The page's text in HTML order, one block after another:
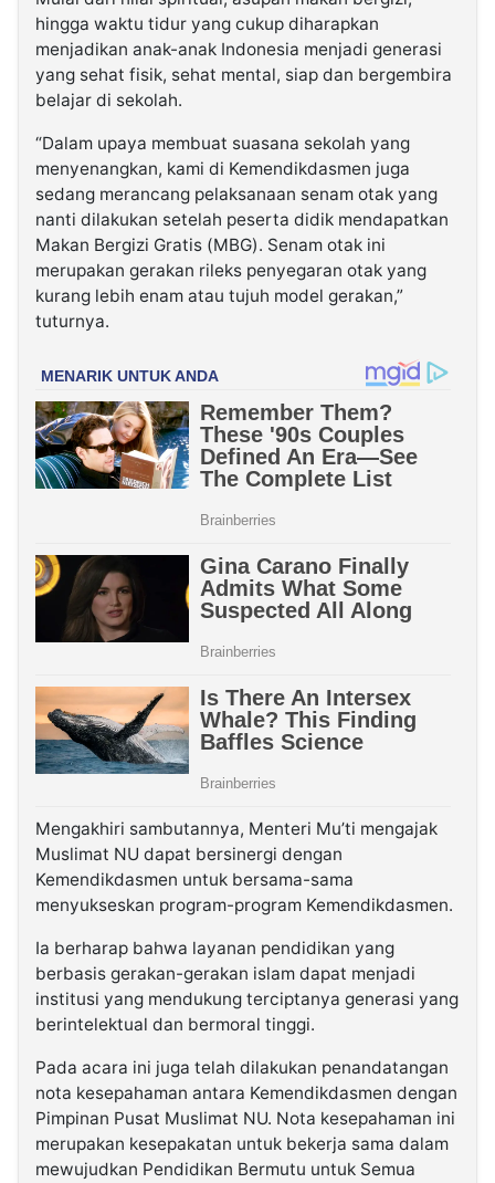
hingga waktu tidur yang cukup diharapkan
menjadikan anak-anak Indonesia menjadi generasi
yang sehat fisik, sehat mental, siap dan bergembira
belajar di sekolah.
“Dalam upaya membuat suasana sekolah yang
menyenangkan, kami di Kemendikdasmen juga
sedang merancang pelaksanaan senam otak yang
nanti dilakukan setelah peserta didik mendapatkan
Makan Bergizi Gratis (MBG). Senam otak ini
merupakan gerakan rileks penyegaran otak yang
kurang lebih enam atau tujuh model gerakan,”
tuturnya.
Mengakhiri sambutannya, Menteri Mu’ti mengajak
Muslimat NU dapat bersinergi dengan
Kemendikdasmen untuk bersama-sama
menyukseskan program-program Kemendikdasmen.
Ia berharap bahwa layanan pendidikan yang
berbasis gerakan-gerakan islam dapat menjadi
institusi yang mendukung terciptanya generasi yang
berintelektual dan bermoral tinggi.
Pada acara ini juga telah dilakukan penandatangan
nota kesepahaman antara Kemendikdasmen dengan
Pimpinan Pusat Muslimat NU. Nota kesepahaman ini
merupakan kesepakatan untuk bekerja sama dalam
mewujudkan Pendidikan Bermutu untuk Semua